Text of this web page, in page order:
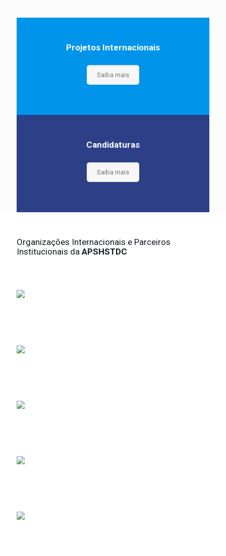
Projetos Internacionais
Saiba mais
Candidaturas
Saiba mais
Organizações Internacionais e Parceiros
Institucionais da APSHSTDC